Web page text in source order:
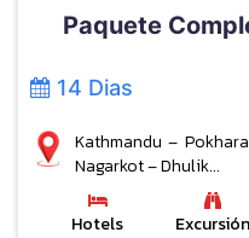
Paquete
14 Dias
Kathmandu –
Nagarkot – Dhulik...
Hotels Excursión